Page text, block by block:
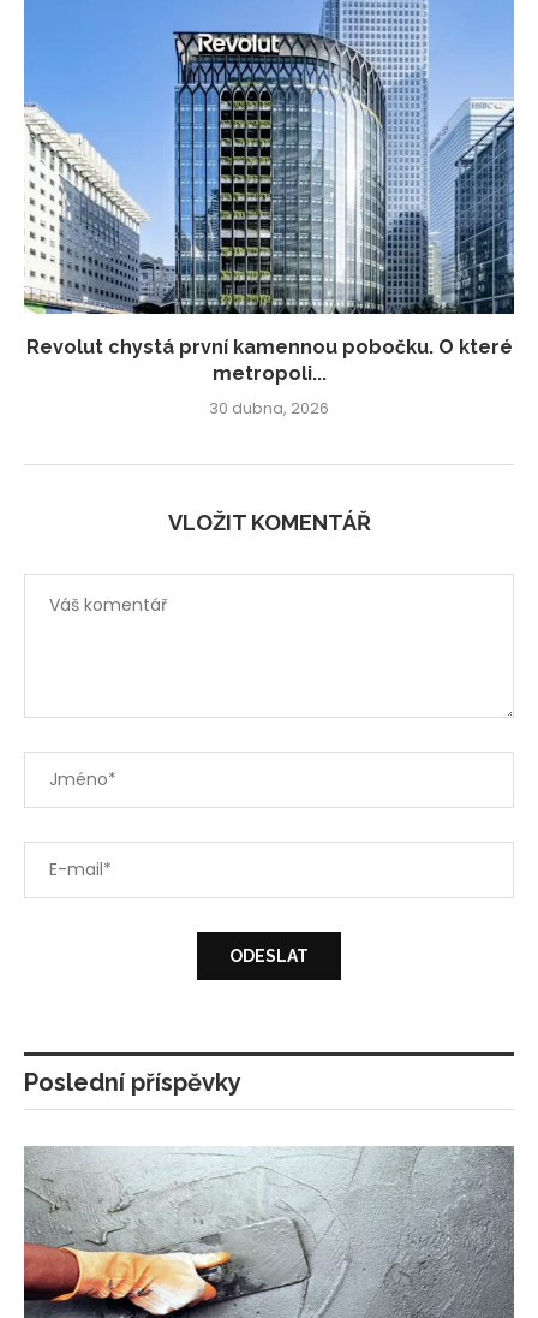
Revolut chystá první kamennou pobočku. O které
metropoli...
30 dubna, 2026
VLOŽIT KOMENTÁŘ
Poslední příspěvky